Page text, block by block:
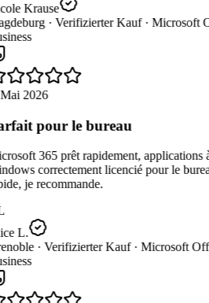
Krause
· Verifizierter Kauf · Microsoft
2026
pour le bureau
365 prêt rapidement, applications
correctement licencié pour le
je recommande.
L.
· Verifizierter Kauf · Microsoft